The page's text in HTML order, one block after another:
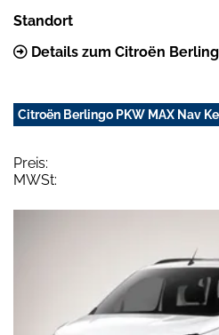
Standort
Details zum Citroën
Citroën Berlingo PKW MAX Nav
Preis:
MWSt: